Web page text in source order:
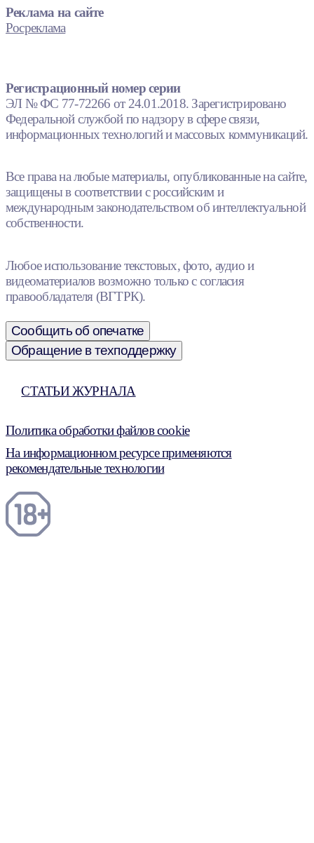
Реклама на сайте
Росреклама
Регистрационный номер серии
ЭЛ № ФС 77-72266 от 24.01.2018. Зарегистрировано
Федеральной службой по надзору в сфере связи,
информационных технологий и массовых коммуникаций.
Все права на любые материалы, опубликованные на сайте,
защищены в соответствии с российским и
международным законодательством об интеллектуальной
собственности.
Любое использование текстовых, фото, аудио и
видеоматериалов возможно только с согласия
правообладателя (ВГТРК).
Сообщить об опечатке
Обращение в техподдержку
СТАТЬИ ЖУРНАЛА
Политика обработки файлов cookie
На информационном ресурсе применяются
рекомендательные технологии